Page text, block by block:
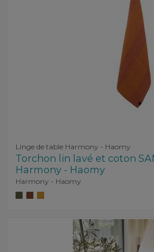
Linge de table Harmony - Haomy
Torchon lin lavé et coton
Harmony - Haomy
Harmony - Haomy